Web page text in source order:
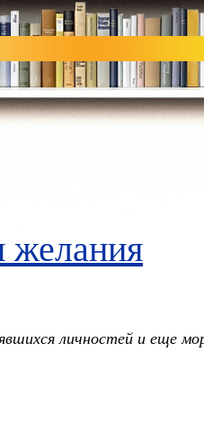
личностей и еще